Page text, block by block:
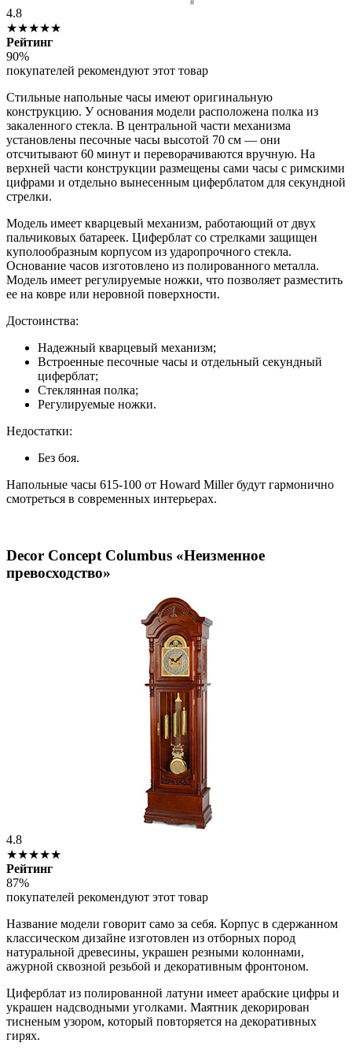
4.8
★★★★★
Рейтинг
90%
покупателей рекомендуют этот товар
Стильные напольные часы имеют оригинальную
конструкцию. У основания модели расположена полка из
закаленного стекла. В центральной части механизма
установлены песочные часы высотой 70 см — они
отсчитывают 60 минут и переворачиваются вручную. На
верхней части конструкции размещены сами часы с римскими
цифрами и отдельно вынесенным циферблатом для секундной
стрелки.
Модель имеет кварцевый механизм, работающий от двух
пальчиковых батареек. Циферблат со стрелками защищен
куполообразным корпусом из ударопрочного стекла.
Основание часов изготовлено из полированного металла.
Модель имеет регулируемые ножки, что позволяет разместить
ее на ковре или неровной поверхности.
Достоинства:
Надежный кварцевый механизм;
Встроенные песочные часы и отдельный секундный
циферблат;
Стеклянная полка;
Регулируемые ножки.
Недостатки:
Без боя.
Напольные часы 615-100 от Howard Miller будут гармонично
смотреться в современных интерьерах.
Decor Concept Columbus «Неизменное
превосходство»
4.8
★★★★★
Рейтинг
87%
покупателей рекомендуют этот товар
Название модели говорит само за себя. Корпус в сдержанном
классическом дизайне изготовлен из отборных пород
натуральной древесины, украшен резными колоннами,
ажурной сквозной резьбой и декоративным фронтоном.
Циферблат из полированной латуни имеет арабские цифры и
украшен надсводными уголками. Маятник декорирован
тисненым узором, который повторяется на декоративных
гирях.